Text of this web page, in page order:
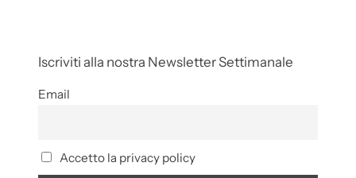
Iscriviti alla nostra Newsletter Settimanale
Email
Accetto la privacy policy